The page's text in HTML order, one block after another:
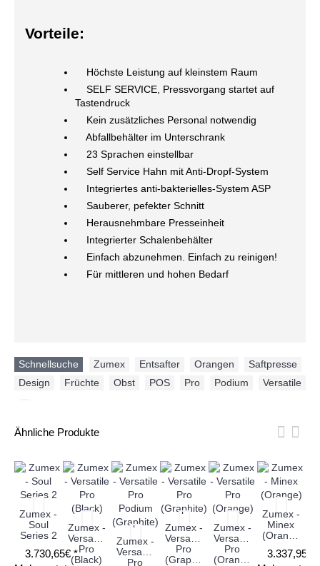
Vorteile:
Höchste Leistung auf kleinstem Raum
SELF SERVICE, Pressvorgang startet auf
Tastendruck
Kein zusätzliches Personal notwendig
Abfallbehälter im Unterschrank
23 Sprachen einstellbar
Self Service Hahn mit Anti-Dropf-System
Integriertes anti-bakterielles-System ASP
Sauberer, pefekter Schnitt
Herausnehmbare Presseinheit
Integrierter Schalenbehälter
Einfach abzunehmen. Einfach zu reinigen!
Für mittleren und hohen Bedarf
Schnellsuche Zumex Entsafter Orangen Saftpresse
Design
Früchte Obst POS Pro Podium
Versatile
Ähnliche Produkte
Zumex -
Soul
Series 2
3.730,65€ *
Zumex -
Versatile
Pro
(Black)
Zumex -
Versatile
Pro
Zumex -
Versatile
Pro
(Graphite)
Zumex -
Versatile
Pro
Zumex -
Minex
3.337,95€ *